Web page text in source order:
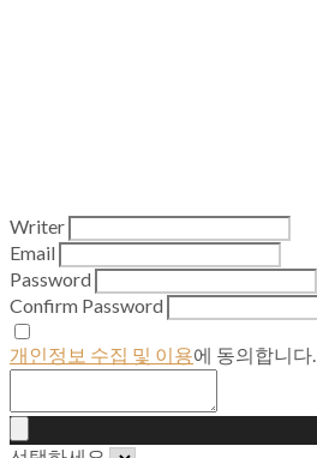
Writer
Email
Password
Confirm Password
개인정보 수집 및 이용에 동의합니다.